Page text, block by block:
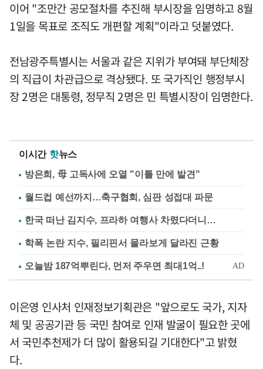
이어 "조만간 공모절차를 추진해 부시장을 임명하고 8월
1일을 목표로 조직도 개편할 계획"이라고 덧붙였다.
전남광주특별시는 서울과 같은 지위가 부여돼 부단체장
의 직급이 차관급으로 격상됐다. 또 국가직인 행정부시
장 2명은 대통령, 정무직 2명은 민 특별시장이 임명한다.
이시간 핫뉴스
방은희, 母 고독사에 오열 "이틀 만에 발견"
월드컵 예선까지…축구협회, 심판 성접대 파문
한국 떠난 김지수, 프라하 여행사 차렸다더니…
학폭 논란 지수, 필리핀서 몰라보게 달라진 근황
이은영 인사처 인재정보기획관은 "앞으로도 국가, 지자
체 및 공공기관 등 국민 참여로 인재 발굴이 필요한 곳에
서 국민추천제가 더 많이 활용되길 기대한다"고 밝혔
다.